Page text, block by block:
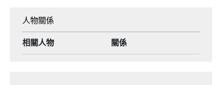
人物關係
相關人物 關係